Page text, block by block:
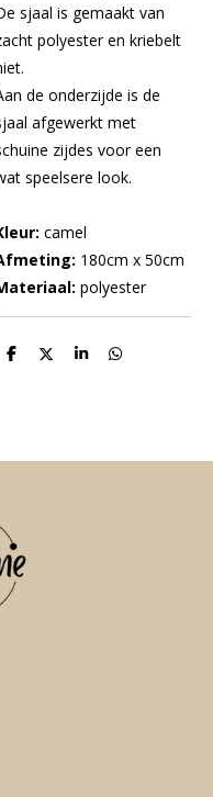
sjaal is gemaakt van
polyester en kriebelt
de onderzijde is de
afgewerkt met
zijdes voor een
speelsere look.
camel
180cm x 50cm
polyester
D
D
S
D